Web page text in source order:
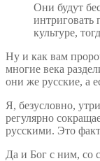
Они будут
интриговать
культуре,
Ну и как вам
многие века
они же русские, а
Я, безусловно,
регулярно
русскими. Это
Да и Бог с ним, со